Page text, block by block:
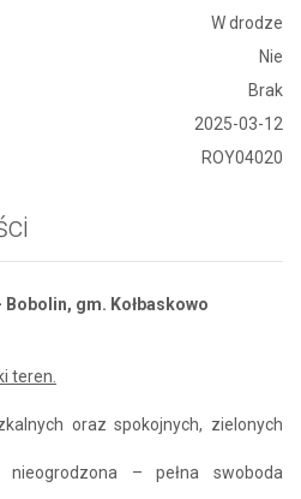
W drodze
Nie
Brak
2025-03-12
ROY04020
Bobolin, gm. Kołbaskowo
teren.
oraz spokojnych, zielonych
nieogrodzona – pełna swoboda